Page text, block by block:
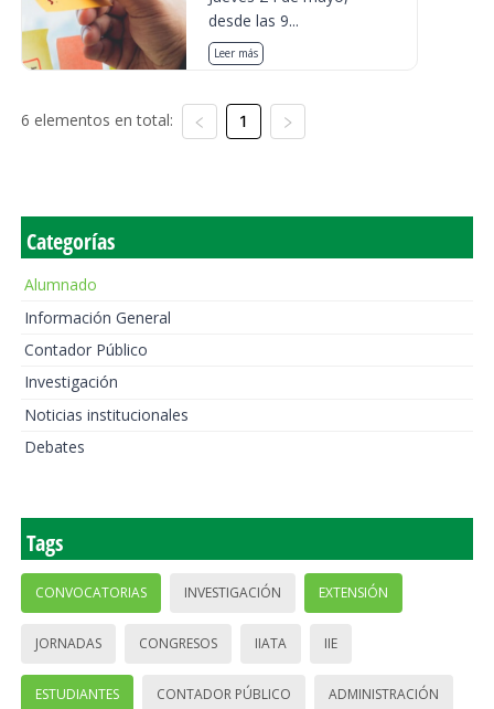
desde las 9...
Leer más
6 elementos en total: 1
Categorías
Alumnado
Información General
Contador Público
Investigación
Noticias institucionales
Debates
Tags
CONVOCATORIAS INVESTIGACIÓN EXTENSIÓN
JORNADAS CONGRESOS IIATA IIE
ESTUDIANTES CONTADOR PÚBLICO ADMINISTRACIÓN